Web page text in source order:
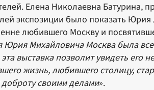
Елена Николаевна Батурина,
экспозиции было показать Юрия
любившего Москву и
Юрия Михайловича Москва была
выставка позволит увидеть его
жизнь, любившего столицу,
своими делами».